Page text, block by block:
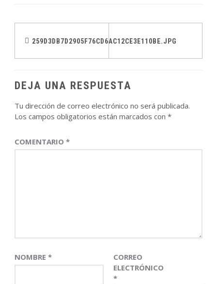
Navegación
de
entradas
259D3DB7D2905F76CD6AC12CE3E110BE.JPG
DEJA UNA RESPUESTA
Tu dirección de correo electrónico no será publicada.
Los campos obligatorios están marcados con *
COMENTARIO *
NOMBRE *
CORREO
ELECTRÓNICO
*